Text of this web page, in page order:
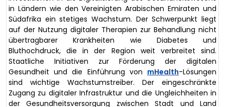
in Ländern wie den Vereinigten Arabischen Emiraten und
Südafrika ein stetiges Wachstum. Der Schwerpunkt liegt
auf der Nutzung digitaler Therapien zur Behandlung nicht
übertragbarer Krankheiten wie Diabetes und
Bluthochdruck, die in der Region weit verbreitet sind.
Staatliche Initiativen zur Förderung der digitalen
Gesundheit und die Einführung von mHealth-Lösungen
sind wichtige Wachstumstreiber. Der eingeschränkte
Zugang zu digitaler Infrastruktur und die Ungleichheiten in
der Gesundheitsversorgung zwischen Stadt und Land